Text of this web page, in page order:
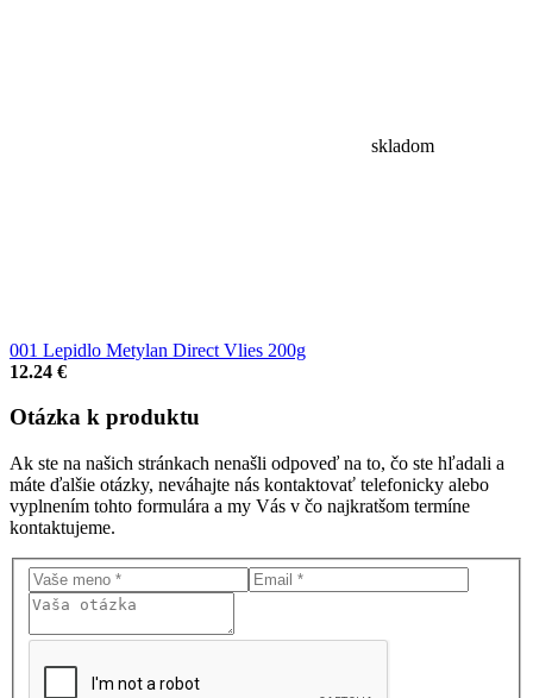
skladom
001 Lepidlo Metylan Direct Vlies 200g
12.24 €
Otázka k produktu
Ak ste na našich stránkach nenašli odpoveď na to, čo ste hľadali a
máte ďalšie otázky, neváhajte nás kontaktovať telefonicky alebo
vyplnením tohto formulára a my Vás v čo najkratšom termíne
kontaktujeme.